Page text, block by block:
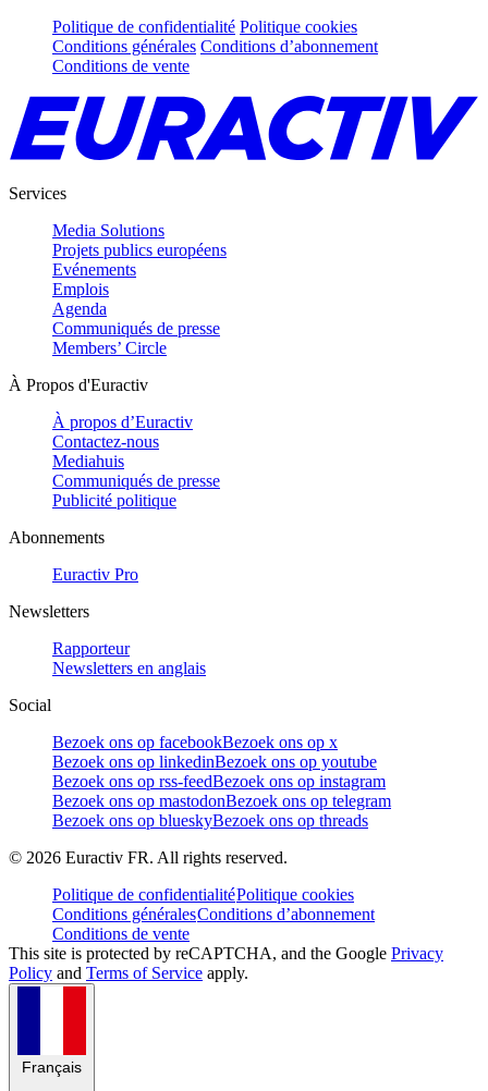
Politique de confidentialité Politique cookies
Conditions générales Conditions d’abonnement
Conditions de vente
Services
Media Solutions
Projets publics européens
Evénements
Emplois
Agenda
Communiqués de presse
Members’ Circle
À Propos d'Euractiv
À propos d’Euractiv
Contactez-nous
Mediahuis
Communiqués de presse
Publicité politique
Abonnements
Euractiv Pro
Newsletters
Rapporteur
Newsletters en anglais
Social
Bezoek ons op facebookBezoek ons op x
Bezoek ons op linkedinBezoek ons op youtube
Bezoek ons op rss-feedBezoek ons op instagram
Bezoek ons op mastodonBezoek ons op telegram
Bezoek ons op blueskyBezoek ons op threads
© 2026 Euractiv FR. All rights reserved.
Politique de confidentialitéPolitique cookies
Conditions généralesConditions d’abonnement
Conditions de vente
This site is protected by reCAPTCHA, and the Google Privacy
Policy and Terms of Service apply.
Français